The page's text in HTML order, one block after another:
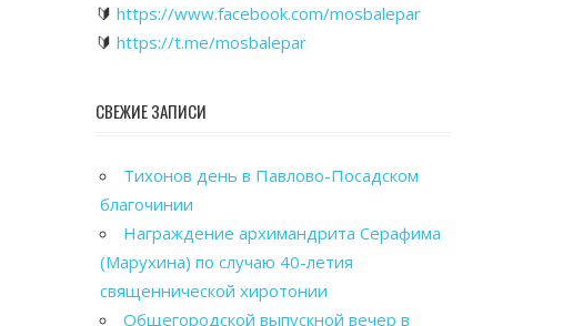
🔰 https://www.facebook.com/mosbalepar
🔰 https://t.me/mosbalepar
СВЕЖИЕ ЗАПИСИ
Тихонов день в Павлово-Посадском
благочинии
Награждение архимандрита Серафима
(Марухина) по случаю 40-летия
священнической хиротонии
Общегородской выпускной вечер в